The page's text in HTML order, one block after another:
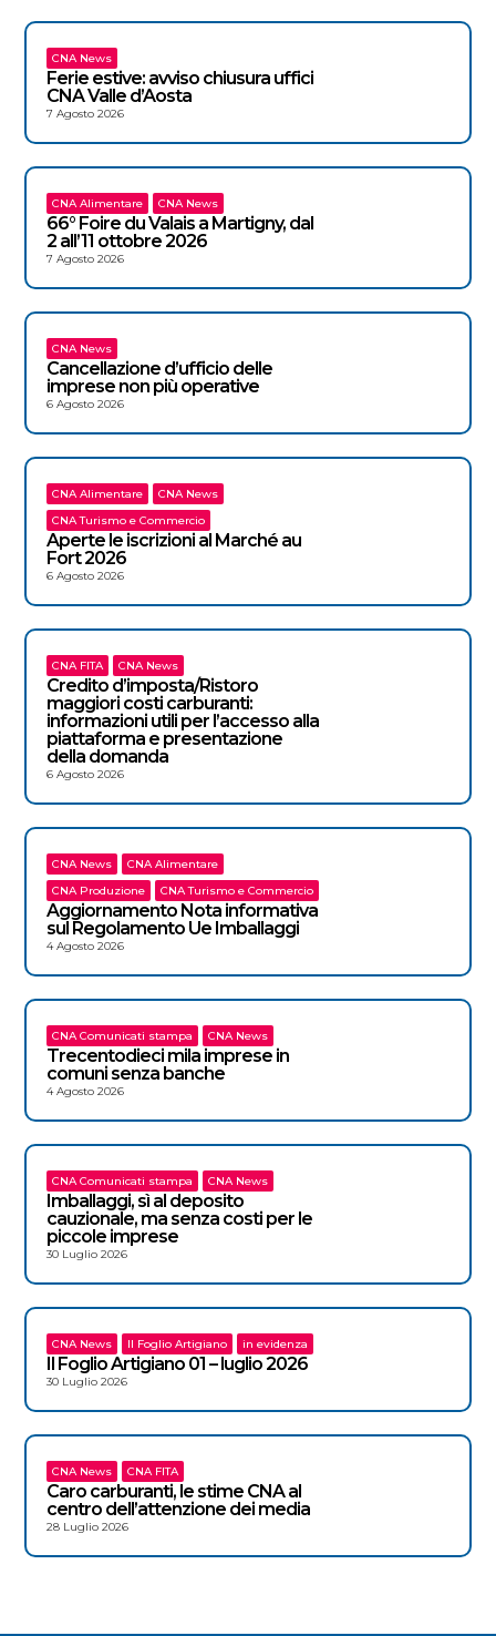
CNA News
Ferie estive: avviso chiusura uffici
CNA Valle d’Aosta
7 Agosto 2026
CNA Alimentare CNA News
66° Foire du Valais a Martigny, dal
2 all’11 ottobre 2026
7 Agosto 2026
CNA News
Cancellazione d’ufficio delle
imprese non più operative
6 Agosto 2026
CNA Alimentare
CNA News
CNA Turismo e Commercio
Aperte le iscrizioni al Marché au
Fort 2026
6 Agosto 2026
CNA FITA CNA News
Credito d’imposta/Ristoro
maggiori costi carburanti:
informazioni utili per l’accesso alla
piattaforma e presentazione
della domanda
6 Agosto 2026
CNA News
CNA Alimentare
CNA Produzione
CNA Turismo e Commercio
Aggiornamento Nota informativa
sul Regolamento Ue Imballaggi
4 Agosto 2026
CNA Comunicati stampa CNA News
Trecentodieci mila imprese in
comuni senza banche
4 Agosto 2026
CNA Comunicati stampa CNA News
Imballaggi, sì al deposito
cauzionale, ma senza costi per le
piccole imprese
30 Luglio 2026
CNA News Il Foglio Artigiano in evidenza
Il Foglio Artigiano 01 – luglio 2026
30 Luglio 2026
CNA News CNA FITA
Caro carburanti, le stime CNA al
centro dell’attenzione dei media
28 Luglio 2026